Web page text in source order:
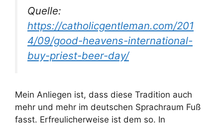
Quelle:
https://catholicgentleman.com/201
4/09/good-heavens-international-
buy-priest-beer-day/
Mein Anliegen ist, dass diese Tradition auch
mehr und mehr im deutschen Sprachraum Fuß
fasst. Erfreulicherweise ist dem so. In